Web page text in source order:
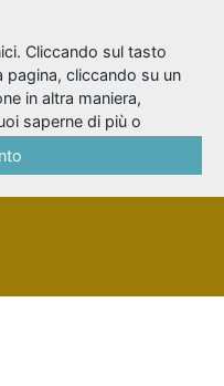
Cliccando sul tasto
cliccando su un
in altra maniera,
saperne di più o